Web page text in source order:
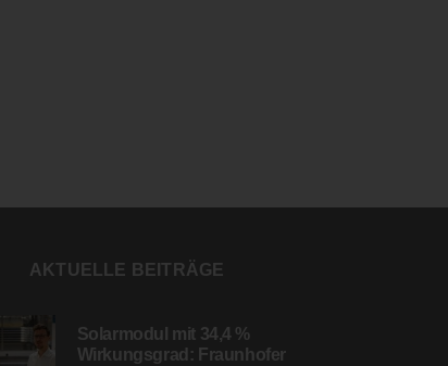
AKTUELLE BEITRÄGE
Solarmodul mit 34,4 %
Wirkungsgrad: Fraunhofer